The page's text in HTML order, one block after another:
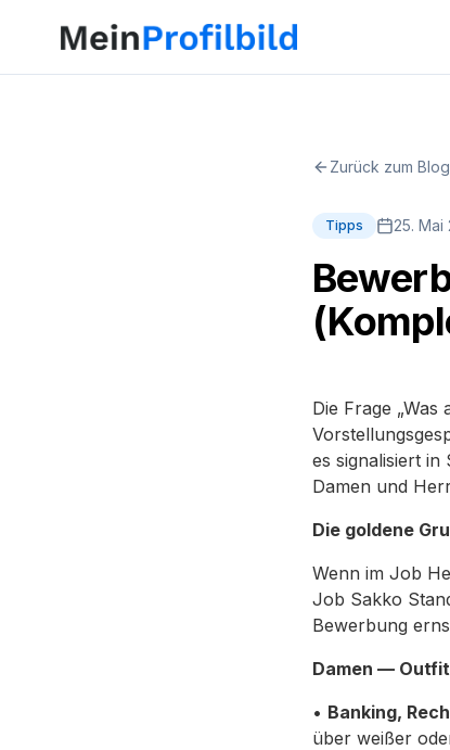
Zurück zum Blog
Tipps 25. Mai
Die Frage
es signalisiert
Damen und
Die goldene
Wenn im Job
Job Sakko
Bewerbung
Damen —
• Banking,
über weißer